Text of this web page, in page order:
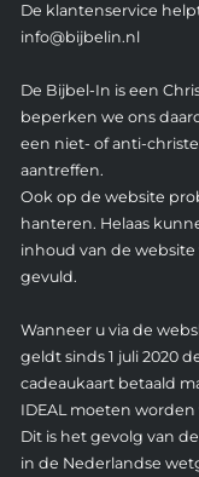
De klantenservice
info@bijbelin.nl
De Bijbel-In is een
beperken we ons
een niet- of anti-
aantreffen.
Ook op de website
hanteren. Helaas
inhoud van de
gevuld.
Wanneer u via de
geldt sinds 1 juli 2020
cadeaukaart betaald
IDEAL moeten worden
Dit is het gevolg van
in de Nederlandse